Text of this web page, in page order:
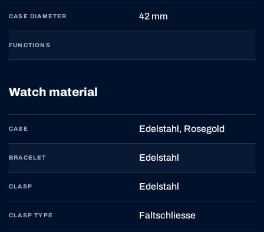
CASE DIAMETER 42 mm
FUNCTIONS
Watch material
CASE Edelstahl, Rosegold
BRACELET Edelstahl
CLASP Edelstahl
CLASP TYPE Faltschliesse